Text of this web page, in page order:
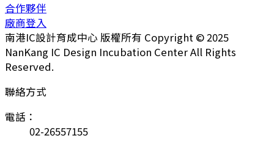
合作夥伴
廠商登入
南港IC設計育成中心 版權所有 Copyright © 2025
NanKang IC Design Incubation Center All Rights
Reserved.
聯絡方式
電話：
02-26557155